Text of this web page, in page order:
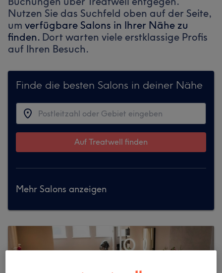
Nutzen Sie das Suchfeld oben auf der Seite,
um verfügbare Salons in Ihrer Nähe zu
finden. Dort warten viele erstklassige Profis
auf Ihren Besuch.
Finde die besten Salons in deiner Nähe
Auf Treatwell finden
Mehr Salons anzeigen